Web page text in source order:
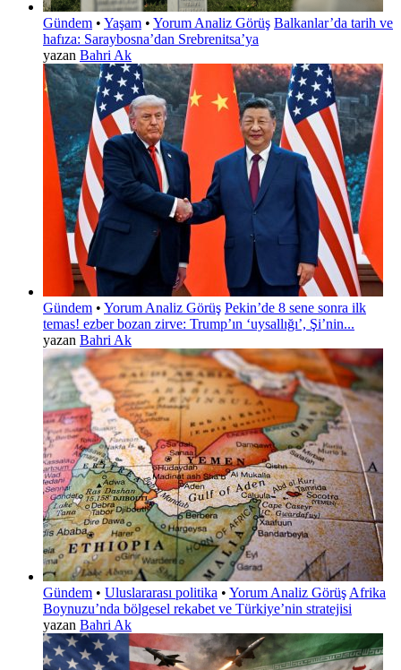
Gündem • Yaşam • Yorum Analiz Görüş Balkanlar’da tarih ve
hafıza: Saraybosna’dan Srebrenitsa’ya
yazan Bahri Ak
Gündem • Yorum Analiz Görüş Pekin’de 8 sene sonra ilk
temas! ezber bozan zirve: Trump’ın ‘uysallığı’, Şi’nin...
yazan Bahri Ak
Gündem • Uluslararası politika • Yorum Analiz GörüşAfrika
Boynuzu’nda bölgesel rekabet ve Türkiye’nin stratejisi
yazan Bahri Ak